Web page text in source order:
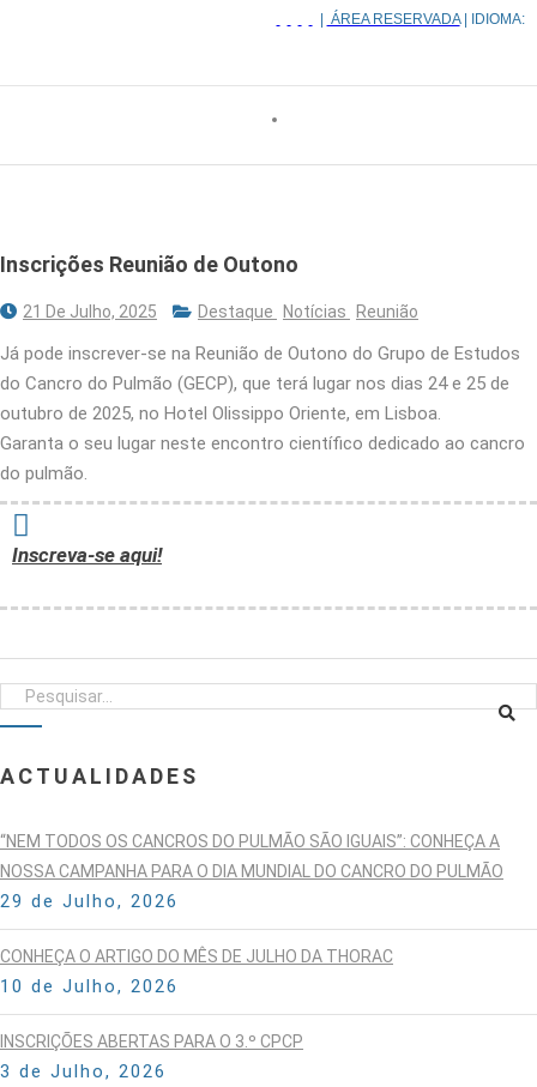
ÁREA RESERVADA| IDIOMA:
Inscrições Reunião de Outono
21 De Julho, 2025 Destaque Notícias Reunião
Já pode inscrever-se na Reunião de Outono do Grupo de Estudos
do Cancro do Pulmão (GECP), que terá lugar nos dias 24 e 25 de
outubro de 2025, no Hotel Olissippo Oriente, em Lisboa.
Garanta o seu lugar neste encontro científico dedicado ao cancro
do pulmão.
Inscreva-se aqui!
ACTUALIDADES
“NEM TODOS OS CANCROS DO PULMÃO SÃO IGUAIS”: CONHEÇA A
NOSSA CAMPANHA PARA O DIA MUNDIAL DO CANCRO DO PULMÃO
29 de Julho, 2026
CONHEÇA O ARTIGO DO MÊS DE JULHO DA THORAC
10 de Julho, 2026
INSCRIÇÕES ABERTAS PARA O 3.º CPCP
3 de Julho, 2026